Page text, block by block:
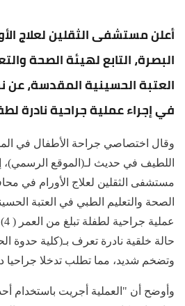
أعلن مستشفى الثقلين لعلاج
البصرة، التابع لهيئة الصحة
العتبة الحسينية المقدسة، عن
في إجراء عملية جراحية نادرة
وقال اختصاصي جراحة الأطفال في
اللطيف في حديث لـ(الموقع الرسمي)،
مستشفى الثقلين لعلاج الأورام في
الصحة والتعليم الطبي في العتبة
حالة خلقية نادرة تعرف بـ(كلية حدوة
وتضخم شديد، مما تطلب تدخلا جراحيا
وأوضح أن "العملية أجريت باستخدام